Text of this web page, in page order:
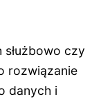
czy
rozwiązanie
danych i